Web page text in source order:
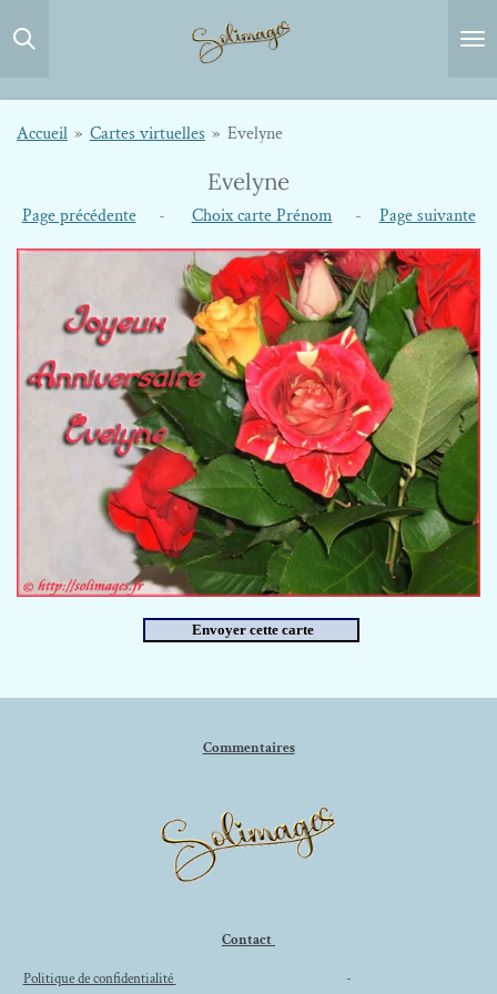
Passer
Accueil » Cartes virtuelles » Evelyne
Evelyne
Page précédente- Choix carte Prénom - Page suivante
Commentaires
Contact
Politique de confidentialité -